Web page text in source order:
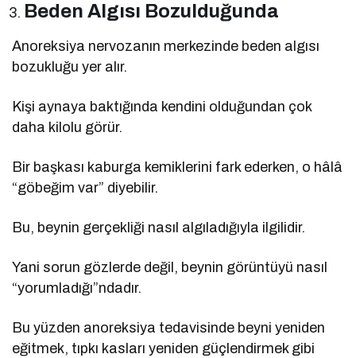
Beden Algısı Bozulduğunda
Anoreksiya nervozanın merkezinde beden algısı
bozukluğu yer alır.
Kişi aynaya baktığında kendini olduğundan çok
daha kilolu görür.
Bir başkası kaburga kemiklerini fark ederken, o hâlâ
“göbeğim var” diyebilir.
Bu, beynin gerçekliği nasıl algıladığıyla ilgilidir.
Yani sorun gözlerde değil, beynin görüntüyü nasıl
“yorumladığı”ndadır.
Bu yüzden anoreksiya tedavisinde beyni yeniden
eğitmek, tıpkı kasları yeniden güçlendirmek gibi